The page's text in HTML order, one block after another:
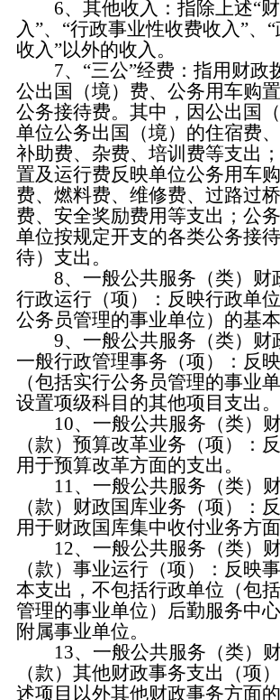
6、其他收入：指除上述“财
入”、“行政事业性收费收入”、
收入”以外的收入。
7、“三公”经费：指用财政
公出国（境）费、公务用车购
公务接待费。其中，因公出国
单位公务出国（境）的住宿费
补助费、杂费、培训费等支出
置及运行费反映单位公务用车
费、燃料费、维修费、过路过
费、安全奖励费用等支出；公
单位按规定开支的各类公务接
待）支出。
8、一般公共服务（类）财
行政运行（项）：反映行政单
公务员管理的事业单位）的基本
9、一般公共服务（类）财
一般行政管理事务（项）：反
（包括实行公务员管理的事业
设置项级科目的其他项目支出。
10、一般公共服务（类）
（款）预算改革业务（项）：
用于预算改革方面的支出。
11、一般公共服务（类）
（款）财政国库业务（项）：
用于财政国库集中收付业务方面
12、一般公共服务（类）
（款）事业运行（项）：反映
本支出，不包括行政单位（包
管理的事业单位）后勤服务中
附属事业单位。
13、一般公共服务（类）
（款）其他财政事务支出（项
述项目以外其他财政事务方面的